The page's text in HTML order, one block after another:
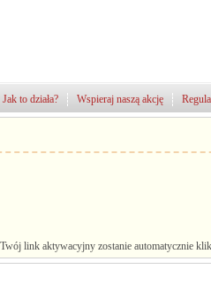
Wspieraj naszą akcję
Jak to działa?
link aktywacyjny zostanie automatycznie